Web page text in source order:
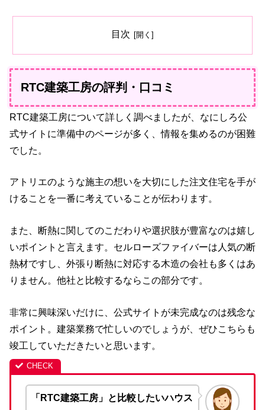
目次
RTC建築工房の評判・口コミ
RTC建築工房について詳しく調べましたが、なにしろ公
式サイトに準備中のページが多く、情報を集めるのが困難
でした。
アトリエのような施主の想いを大切にした注文住宅を手が
けることを一番に考えていることが伝わります。
また、断熱に関してのこだわりや選択肢が豊富なのは嬉し
いポイントと言えます。セルローズファイバーは人気の断
熱材ですし、外張り断熱に対応する木造の会社も多くはあ
りません。他社と比較するならこの部分です。
非常に興味深いだけに、公式サイトが未完成なのは残念な
ポイント。建築業務で忙しいのでしょうが、ぜひこちらも
竣工していただきたいと思います。
「RTC建築工房」と比較したいハウス